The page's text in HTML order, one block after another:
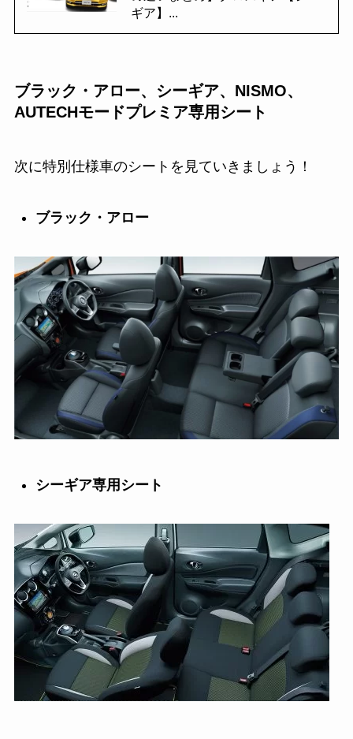
ギア】...
ブラック・アロー、シーギア、NISMO、
AUTECHモードプレミア専用シート
次に特別仕様車のシートを見ていきましょう！
ブラック・アロー
シーギア専用シート